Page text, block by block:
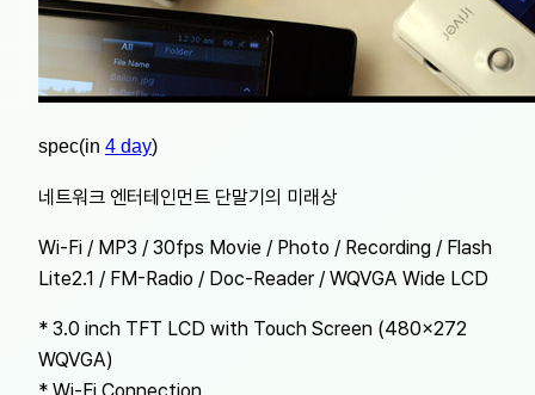
spec(in 4 day)
네트워크 엔터테인먼트 단말기의 미래상
Wi-Fi / MP3 / 30fps Movie / Photo / Recording / Flash
Lite2.1 / FM-Radio / Doc-Reader / WQVGA Wide LCD
* 3.0 inch TFT LCD with Touch Screen (480×272
WQVGA)